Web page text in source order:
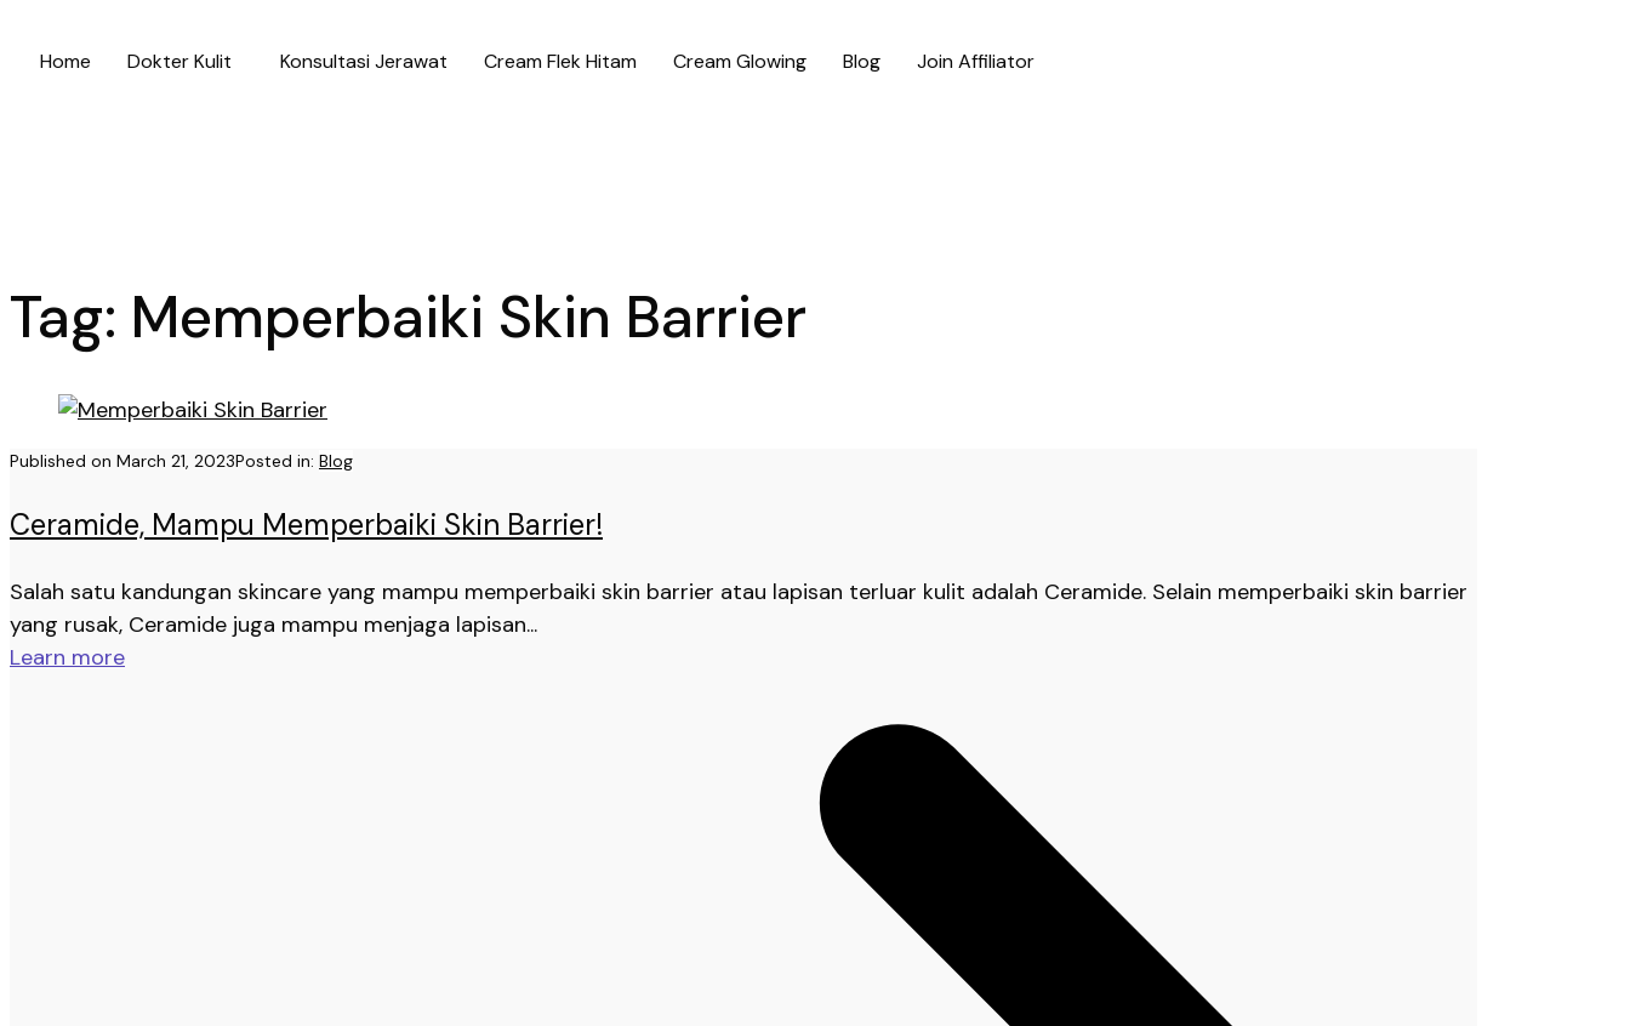
Home Dokter Kulit Konsultasi Jerawat Cream Flek Hitam Cream Glowing Blog Join Affiliator
Tag: Memperbaiki Skin Barrier
Published on March 21, 2023Posted in: Blog
Ceramide, Mampu Memperbaiki Skin Barrier!
Salah satu kandungan skincare yang mampu memperbaiki skin barrier atau lapisan terluar kulit adalah Ceramide. Selain memperbaiki skin barrier
yang rusak, Ceramide juga mampu menjaga lapisan...
Learn more